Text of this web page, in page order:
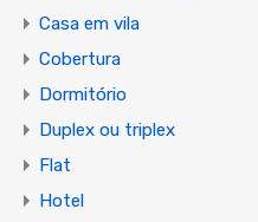
Casa em vila
Cobertura
Dormitório
Duplex ou triplex
Flat
Hotel